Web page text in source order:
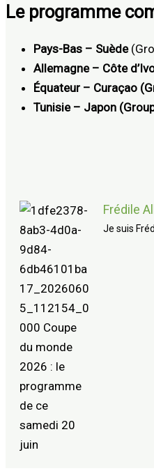
Le programme
Pays-Bas – Suède
Allemagne – Côte
Équateur – Curaçao
Tunisie – Japon
Frédile
Je suis